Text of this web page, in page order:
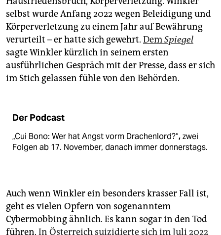
selbst wurde Anfang 2022 wegen Beleidigung und
Körperverletzung zu einem Jahr auf Bewährung
verurteilt – er hatte sich gewehrt. DemSpiegel
sagte Winkler kürzlich in seinem ersten
ausführlichen Gespräch mit der Presse, dass er sich
im Stich gelassen fühle von den Behörden.
Der Podcast
„Cui Bono: Wer hat Angst vorm Drachenlord?“,zwei
Folgen ab 17. November, danach immer donnerstags.
Auch wenn Winkler ein besonders krasser Fall ist,
geht es vielen Opfern von sogenanntem
Cybermobbing ähnlich. Es kann sogar in den Tod
führen. In Österreich suizidierte sich im Juli 2022